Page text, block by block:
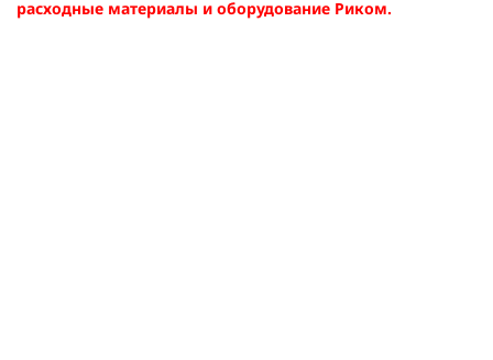
расходные материалы и оборудование Риком.